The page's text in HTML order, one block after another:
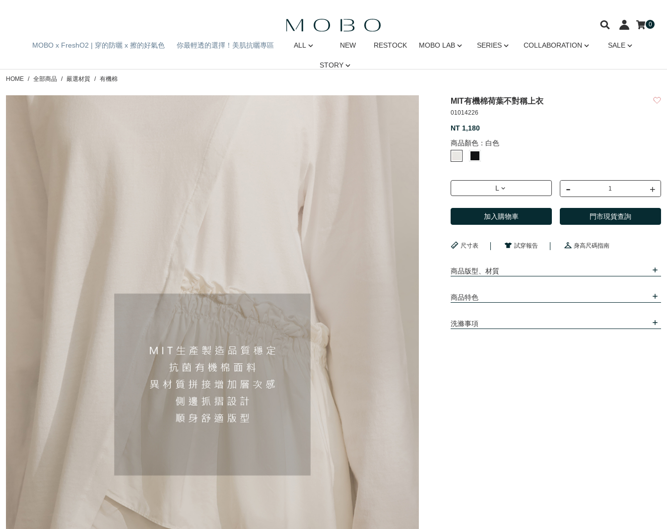
MOBO x FreshO2 | 穿的防曬 x 擦的好氣色 你最輕透的選擇！美肌抗曬專區 ALL NEW RESTOCK MOBO LAB SERIES COLLABORATION SALE
STORY
0
HOME 全部商品 嚴選材質 有機棉
MIT有機棉荷葉不對稱上衣
01014226
NT 1,180
商品顏色： 白色
L - +
加入購物車 門市現貨查詢
尺寸表 試穿報告 身高尺碼指南
商品版型、材質
商品特色
洗滌事項